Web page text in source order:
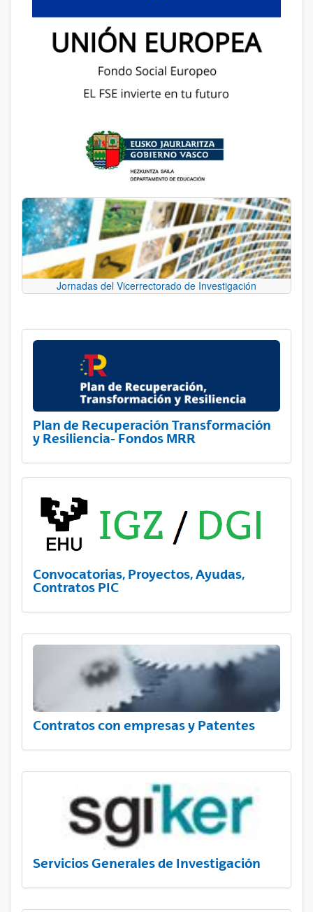
Jornadas del Vicerrectorado de Investigación
Plan de Recuperación Transformación
y Resiliencia- Fondos MRR
Convocatorias, Proyectos, Ayudas,
Contratos PIC
Contratos con empresas y Patentes
Servicios Generales de Investigación